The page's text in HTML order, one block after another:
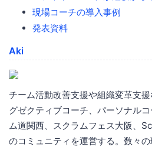
現場コーチの導入事例
発表資料
Aki
チーム活動改善支援や組織変革支
グゼクティブコーチ、パーソナル
ム道関西、スクラムフェス大阪、
のコミュニティを運営する。数々